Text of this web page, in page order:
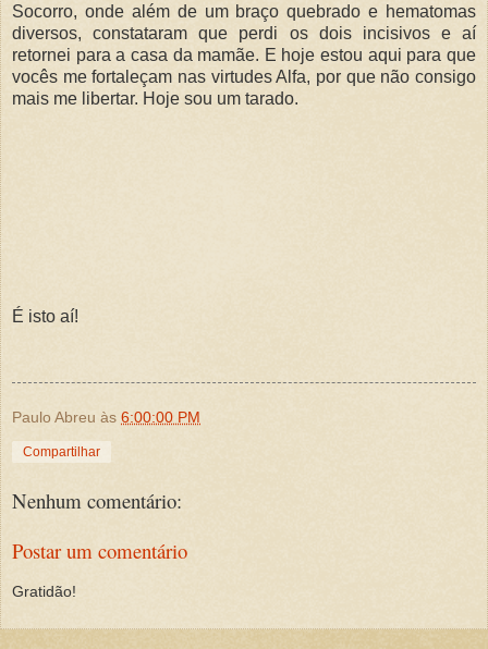
Socorro, onde além de um braço quebrado e hematomas
diversos, constataram que perdi os dois incisivos e aí
retornei para a casa da mamãe. E hoje estou aqui para que
vocês me fortaleçam nas virtudes Alfa, por que não consigo
mais me libertar. Hoje sou um tarado.
É isto aí!
Paulo Abreu às 6:00:00 PM
Compartilhar
Nenhum comentário:
Postar um comentário
Gratidão!